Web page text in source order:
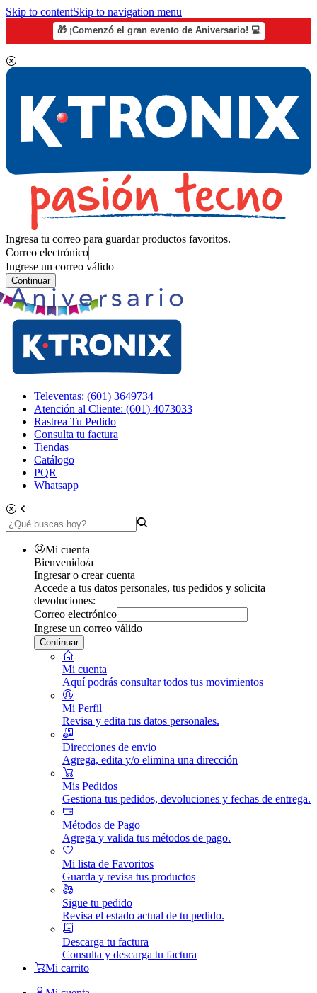
Skip to contentSkip to navigation menu
🎁 ¡Comenzó el gran evento de Aniversario! 💻
Ingresa tu correo para guardar productos favoritos.
Correo electrónico
Ingrese un correo válido
Continuar
Televentas: (601) 3649734
Atención al Cliente: (601) 4073033
Rastrea Tu Pedido
Consulta tu factura
Tiendas
Catálogo
PQR
Whatsapp
Mi cuenta
Bienvenido/a
Ingresar o crear cuenta
Accede a tus datos personales, tus pedidos y solicita
devoluciones:
Correo electrónico
Ingrese un correo válido
Continuar
Mi cuenta
Aquí podrás consultar todos tus movimientos
Mi Perfil
Revisa y edita tus datos personales.
Direcciones de envio
Agrega, edita y/o elimina una dirección
Mis Pedidos
Gestiona tus pedidos, devoluciones y fechas de entrega.
Métodos de Pago
Agrega y valida tus métodos de pago.
Mi lista de Favoritos
Guarda y revisa tus productos
Sigue tu pedido
Revisa el estado actual de tu pedido.
Descarga tu factura
Consulta y descarga tu factura
Mi carrito